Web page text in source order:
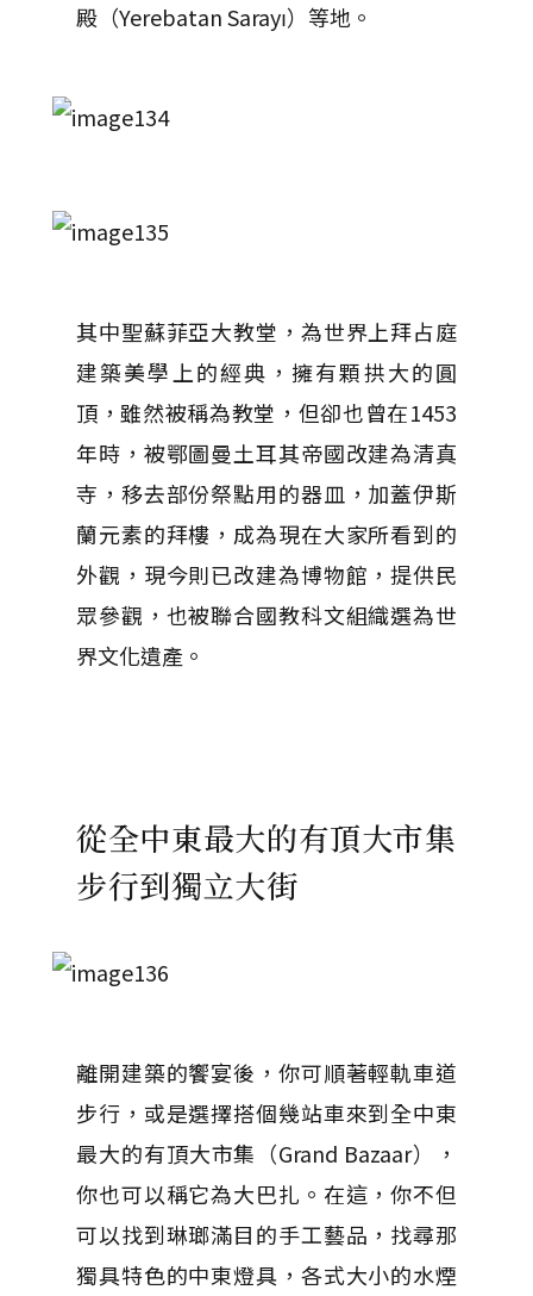
殿（Yerebatan Sarayı）等地。
其中聖蘇菲亞大教堂，為世界上拜占庭
建築美學上的經典，擁有顆拱大的圓
頂，雖然被稱為教堂，但卻也曾在1453
年時，被鄂圖曼土耳其帝國改建為清真
寺，移去部份祭點用的器皿，加蓋伊斯
蘭元素的拜樓，成為現在大家所看到的
外觀，現今則已改建為博物館，提供民
眾參觀，也被聯合國教科文組織選為世
界文化遺產。
從全中東最大的有頂大市集
步行到獨立大街
離開建築的饗宴後，你可順著輕軌車道
步行，或是選擇搭個幾站車來到全中東
最大的有頂大市集（Grand Bazaar），
你也可以稱它為大巴扎。在這，你不但
可以找到琳瑯滿目的手工藝品，找尋那
獨具特色的中東燈具，各式大小的水煙